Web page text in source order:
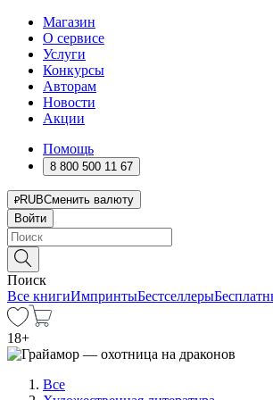
Магазин
О сервисе
Услуги
Конкурсы
Авторам
Новости
Акции
Помощь
8 800 500 11 67
RUBСменить валюту
Войти
Поиск
Все книгиИмпринтыБестселлеры
18+
Все